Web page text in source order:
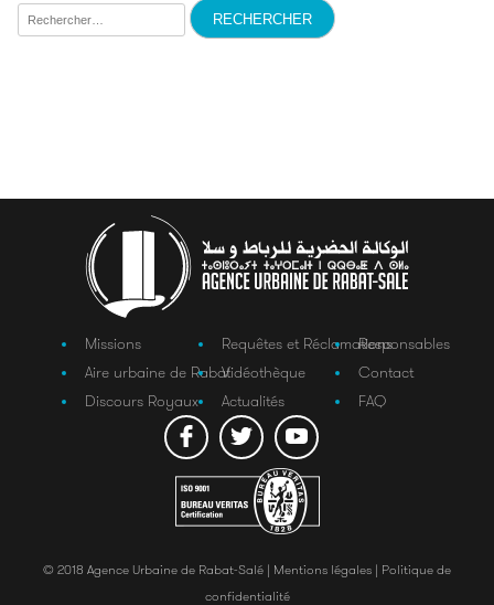
Rechercher :
Missions
Aire urbaine de Rabat
Discours Royaux
Requêtes et Réclamations
Vidéothèque
Actualités
Responsables
Contact
FAQ
© 2018 Agence Urbaine de Rabat-Salé | Mentions légales | Politique de
confidentialité